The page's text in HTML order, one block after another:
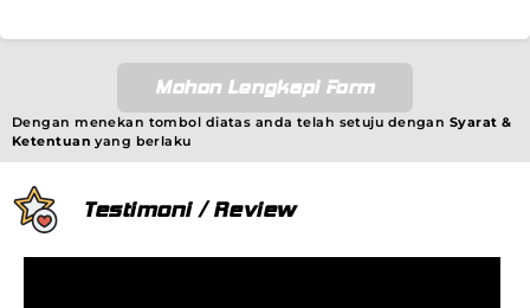
Mohon Lengkapi Form
Dengan menekan tombol diatas anda telah setuju dengan Syarat &
Ketentuan yang berlaku
Testimoni / Review